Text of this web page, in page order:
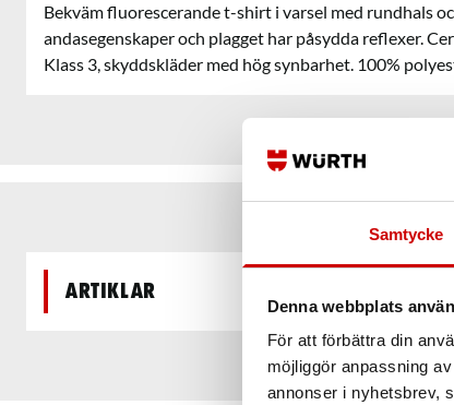
Samtycke
Denna webbplats
För att förbättra din
möjliggör anpassning
annonser i nyhetsbrev,
Bekväm fluorescerande t-shirt i varsel med rundhals
andasegenskaper och plagget har påsydda reflexer.
Klass 3, skyddskläder med hög synbarhet. 100%
Artiklar